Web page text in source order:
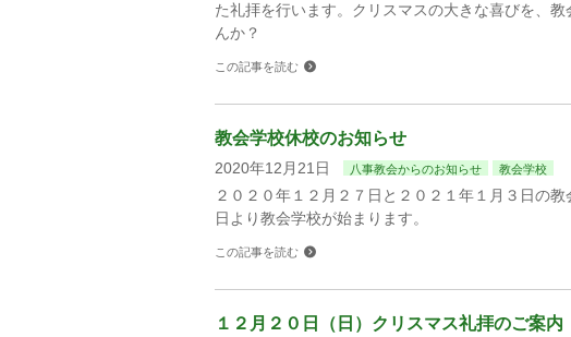
た礼拝を行います。クリスマスの大きな喜びを、
んか？
この記事を読む
教会学校休校のお知らせ
2020年12月21日 八事教会からのお知らせ 教会学校
２０２０年１２月２７日と２０２１年１月３日の
日より教会学校が始まります。
この記事を読む
１２月２０日（日）クリスマス礼拝のご案内